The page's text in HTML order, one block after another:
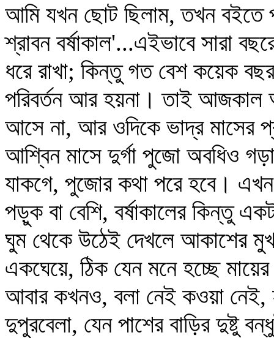
আমি যখন ছোট ছিলাম, তখন বইতে
শ্রাবন বর্ষাকাল'...এইভাবে সারা
ধরে রাখা; কিন্তু গত বেশ কয়েক
পরিবর্তন আর হয়না। তাই আজকাল
আসে না, আর ওদিকে ভাদ্র মাসের
আশ্বিন মাসে দুর্গা পুজো অবধিও
যাকগে, পুজোর কথা পরে হবে। এখন
পড়ুক বা বেশি, বর্ষাকালের কিন্তু
ঘুম থেকে উঠেই দেখলে আকাশের
একঘেয়ে, ঠিক যেন মনে হচ্ছে
আবার কখনও, বলা নেই কওয়া নেই,
দুপুরবেলা, যেন পাশের বাড়ির দুষ্টু